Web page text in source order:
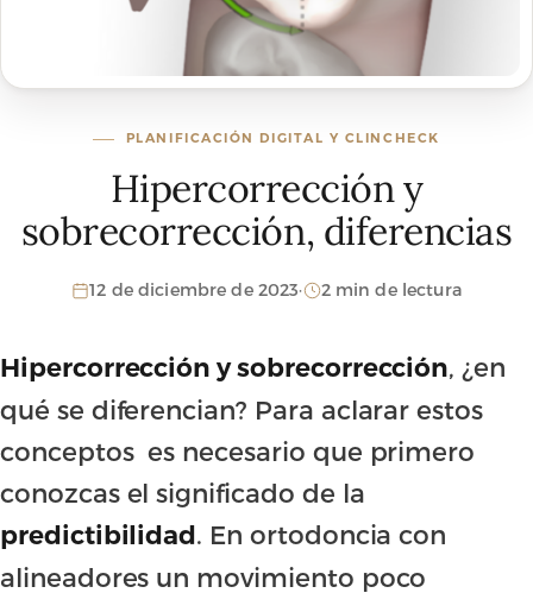
PLANIFICACIÓN DIGITAL Y CLINCHECK
Hipercorrección y
sobrecorrección, diferencias
12 de diciembre de 2023· 2 min de lectura
Hipercorrección y sobrecorrección, ¿en
qué se diferencian? Para aclarar estos
conceptos es necesario que primero
conozcas el significado de la
predictibilidad. En ortodoncia con
alineadores un movimiento poco